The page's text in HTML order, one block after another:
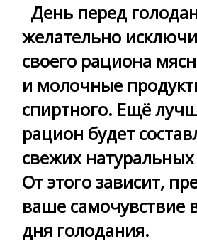
День перед
желательно
своего рациона
и молочные
спиртного. Ещё
рацион будет
свежих
От этого зависит,
ваше самочувствие
дня голодания.